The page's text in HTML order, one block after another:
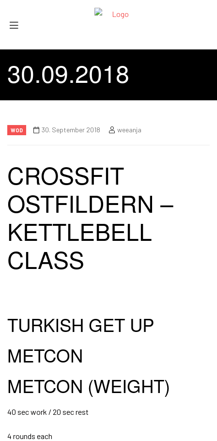
30.09.2018
WOD 30. September 2018 weeanja
CROSSFIT
OSTFILDERN –
KETTLEBELL
CLASS
TURKISH GET UP
METCON
METCON (WEIGHT)
40 sec work / 20 sec rest
4 rounds each